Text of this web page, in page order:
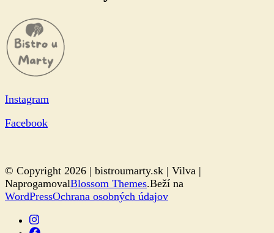
Instagram
Facebook
© Copyright 2026 | bistroumarty.sk | Vilva |
NaprogamovalBlossom Themes.Beží na
WordPressOchrana osobných údajov